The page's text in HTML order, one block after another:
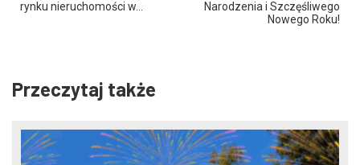
rynku nieruchomości w…
Narodzenia i Szczęśliwego
Nowego Roku!
Przeczytaj także